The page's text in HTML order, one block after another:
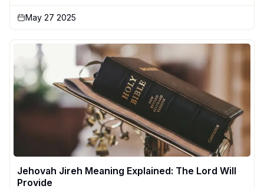
May 27 2025
Jehovah Jireh Meaning Explained: The Lord Will
Provide